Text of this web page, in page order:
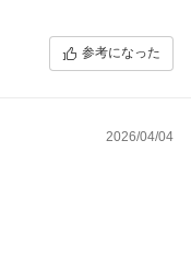
参考になった
2026/04/04